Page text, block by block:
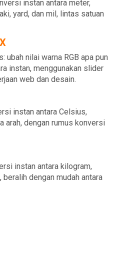
instan antara meter,
yard, dan mil, lintas satuan
ubah nilai warna RGB apa pun
instan, menggunakan slider
web dan desain.
instan antara Celsius,
arah, dengan rumus konversi
instan antara kilogram,
dengan mudah antara